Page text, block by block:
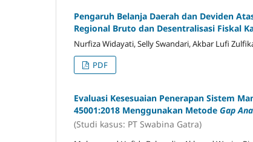
Pengaruh Belanja Daerah dan Deviden
Regional Bruto dan Desentralisasi Fiskal
Nurfiza Widayati, Selly Swandari, Akbar Lufi
PDF
Evaluasi Kesesuaian Penerapan Sistem
45001:2018 Menggunakan Metode Gap
(Studi kasus: PT Swabina Gatra)